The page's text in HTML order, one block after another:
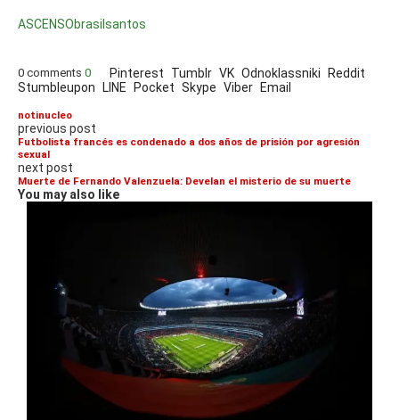
ASCENSObrasil santos
0 comments 0 Pinterest Tumblr VK Odnoklassniki
Reddit
Stumbleupon
LINE Pocket Skype Viber Email
notinucleo
previous post
Futbolista francés es condenado a dos años de prisión por agresión
sexual
next post
Muerte de Fernando Valenzuela: Develan el misterio de su muerte
You may also like